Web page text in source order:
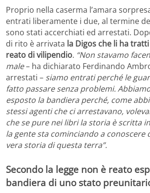
Proprio nella caserma l’amara
entrati liberamente i due, al termine
sono stati accerchiati ed arrestati.
di rito è arrivata la Digos che li ha
reato di vilipendio. “Non stavamo
male– ha dichiarato Ferdinando
arrestati – siamo entrati perché le
fatto passare senza problemi.
esposto la bandiera perché, come
stessi agenti che ci arrestavano,
che se pure nei libri la storia è scritta
la gente sta cominciando a conoscere
vera storia di questa terra”.
Secondo la legge non è reato
bandiera di uno stato